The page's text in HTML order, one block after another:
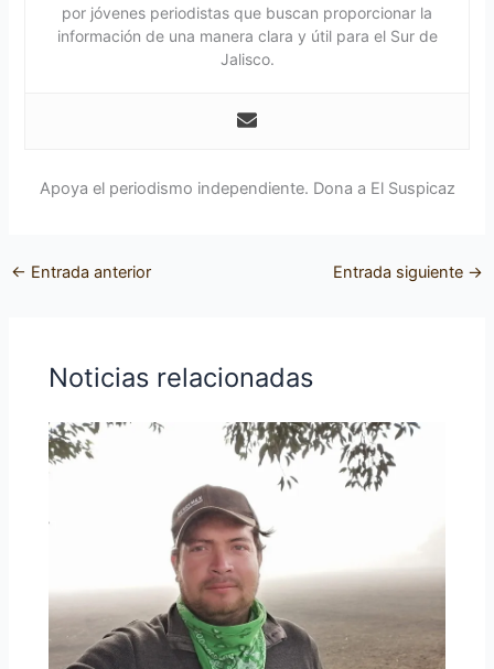
por jóvenes periodistas que buscan proporcionar la
información de una manera clara y útil para el Sur de
Jalisco.
Apoya el periodismo independiente. Dona a El Suspicaz
← Entrada anterior Entrada siguiente →
Noticias relacionadas